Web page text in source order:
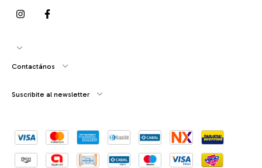
Contactános
Suscribite al newsletter